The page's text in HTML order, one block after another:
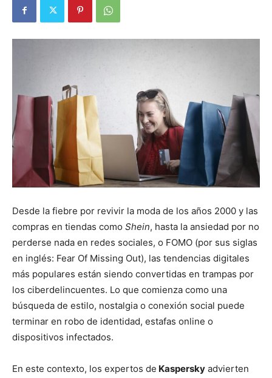
Desde la fiebre por revivir la moda de los años 2000 y las
compras en tiendas como Shein, hasta la ansiedad por no
perderse nada en redes sociales, o FOMO (por sus siglas
en inglés: Fear Of Missing Out), las tendencias digitales
más populares están siendo convertidas en trampas por
los ciberdelincuentes. Lo que comienza como una
búsqueda de estilo, nostalgia o conexión social puede
terminar en robo de identidad, estafas online o
dispositivos infectados.
En este contexto, los expertos de Kaspersky advierten